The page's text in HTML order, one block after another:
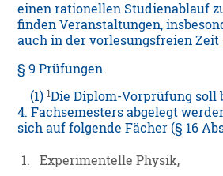
einen rationellen Studienablauf
finden Veranstaltungen,
auch in der vorlesungsfreien Zeit
§ 9 Prüfungen
(1)1Die Diplom-Vorprüfung soll
4. Fachsemesters abgelegt
sich auf folgende Fächer (§ 16
1.
Experimentelle Physik,